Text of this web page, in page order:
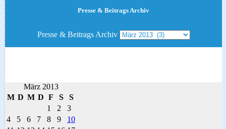
Presse & Beitrags Archiv
Presse & Beitrags Archiv
März 2013
M D M D F S
S
1
2
3
4
5 6 7 8 9
10